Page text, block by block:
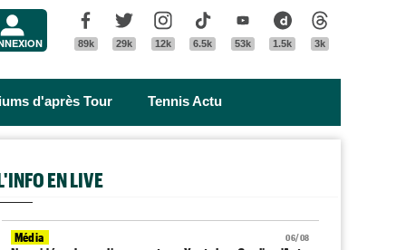
Facebook
89k
Twitter
29k
Instagram
12k
Tik Tok
6.5k
Youtube
53k
Dailymotion
1.5k 3k
d'après Tour Tennis Actu
EN LIVE
06/08
Média